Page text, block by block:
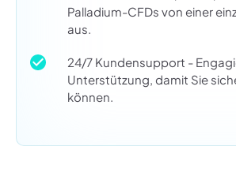
Palladium-CFDs von einer
aus.
24/7 Kundensupport -
Unterstützung, damit Sie
können.